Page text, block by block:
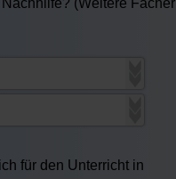
für den Unterricht in